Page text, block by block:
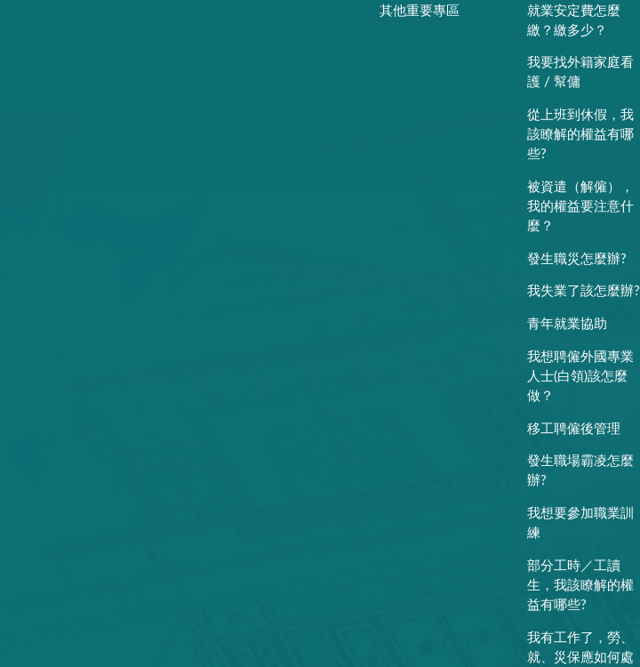
其他重要專區
就業安定費怎麼
繳？繳多少？
我要找外籍家庭看
護 / 幫傭
從上班到休假，我
該瞭解的權益有哪
些?
被資遣（解僱），
我的權益要注意什
麼？
發生職災怎麼辦?
我失業了該怎麼辦?
青年就業協助
我想聘僱外國專業
人士(白領)該怎麼
做？
移工聘僱後管理
發生職場霸凌怎麼
辦?
我想要參加職業訓
練
部分工時／工讀
生，我該瞭解的權
益有哪些?
我有工作了，勞、
就、災保應如何處